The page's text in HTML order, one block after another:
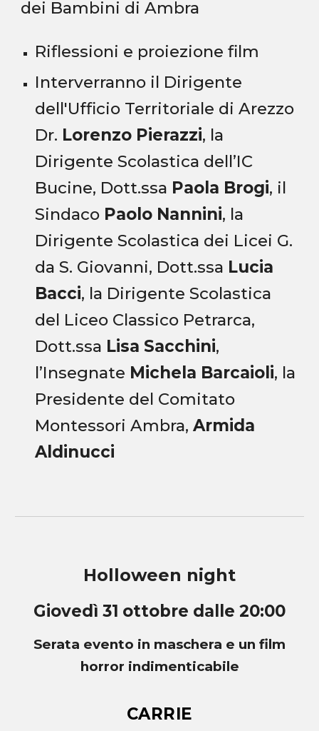
dei Bambini di Ambra
Riflessioni e proiezione film
Interverranno il Dirigente
dell'Ufficio Territoriale di Arezzo
Dr. Lorenzo Pierazzi, la
Dirigente Scolastica dell’IC
Bucine, Dott.ssa Paola Brogi, il
Sindaco Paolo Nannini, la
Dirigente Scolastica dei Licei G.
da S. Giovanni, Dott.ssa Lucia
Bacci, la Dirigente Scolastica
del Liceo Classico Petrarca,
Dott.ssa Lisa Sacchini,
l’Insegnate Michela Barcaioli, la
Presidente del Comitato
Montessori Ambra,Armida
Aldinucci
Holloween night
Giovedì 31 ottobre dalle 20:00
Serata evento in maschera e un film
horror indimenticabile
CARRIE